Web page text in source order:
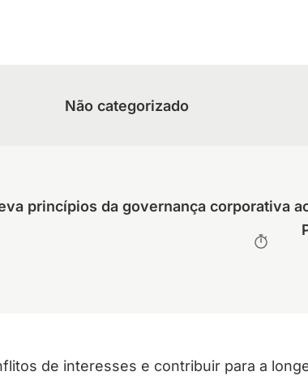
Não categorizado
princípios da governança corporativa
de interesses e contribuir para a